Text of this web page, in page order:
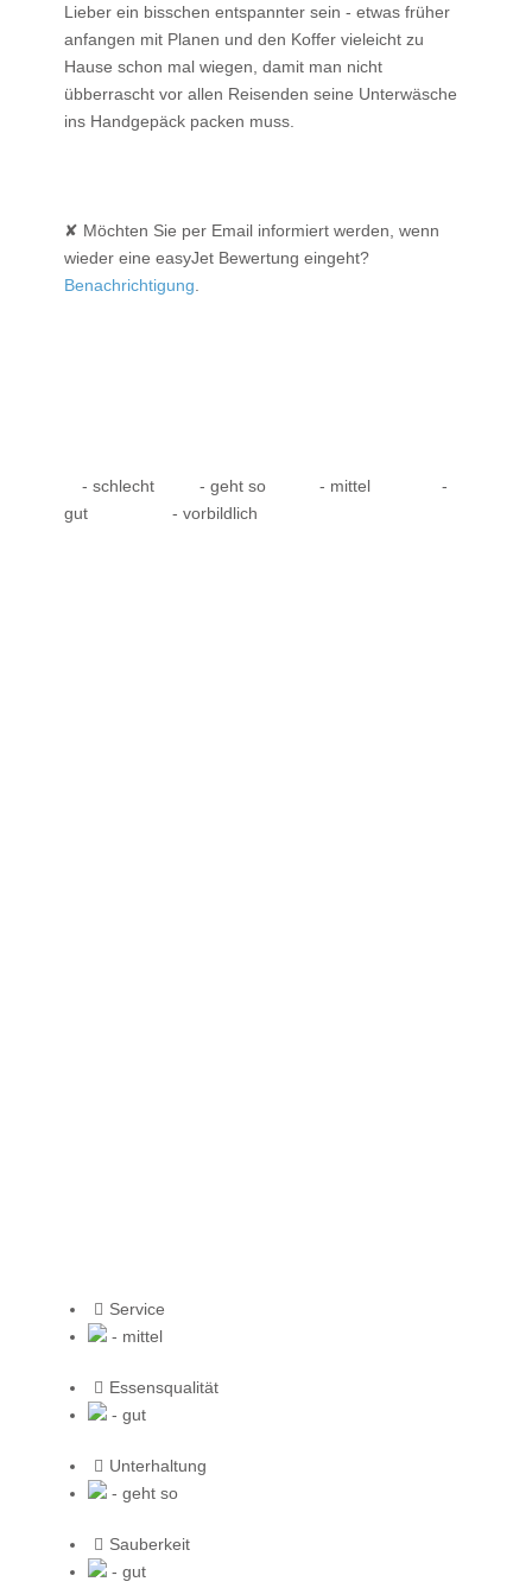
Lieber ein bisschen entspannter sein - etwas früher
anfangen mit Planen und den Koffer vieleicht zu
Hause schon mal wiegen, damit man nicht
übberrascht vor allen Reisenden seine Unterwäsche
ins Handgepäck packen muss.
✘ Möchten Sie per Email informiert werden, wenn
wieder eine easyJet Bewertung eingeht?
Benachrichtigung
- schlecht - geht so - mittel
-
gut
- vorbildlich
Service
- mittel
Essensqualität
- gut
Unterhaltung
- geht so
Sauberkeit
- gut